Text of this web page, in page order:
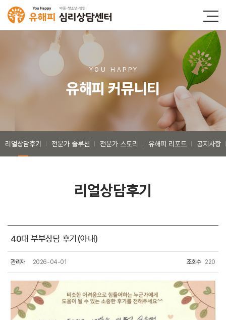
YOU HAPPY
유해피 커뮤니티
리얼상담후기 전문가 솔루션 전문가 스토리 유해피 리포트 공지사항
리얼상담후기
40대 부부상담 후기(아내)
관리자 2026-04-01 조회수 220